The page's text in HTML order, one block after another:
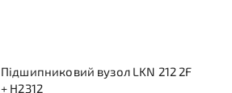
Підшипниковий вузол LKN 212 2F
+ H2312